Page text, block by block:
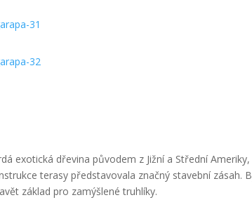
exotická dřevina původem z Jižní a Střední
terasy představovala značný stavební
základ pro zamýšlené truhlíky.